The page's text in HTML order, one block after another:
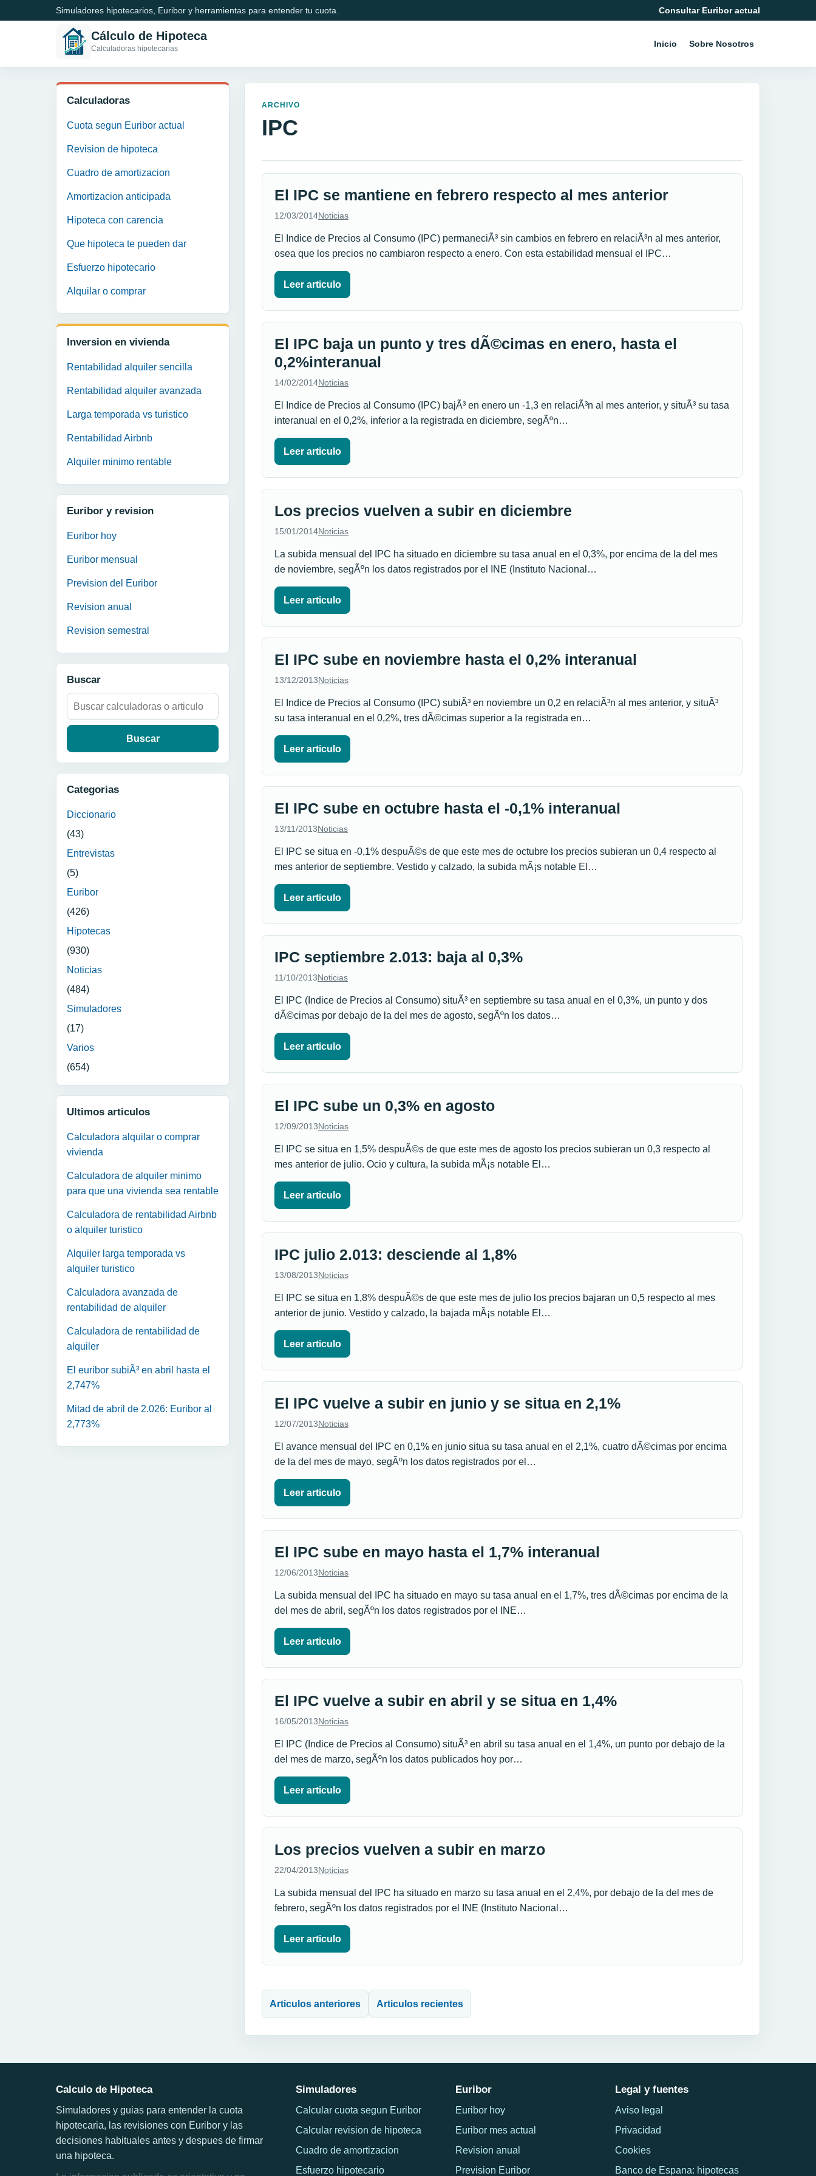
Simuladores hipotecarios, Euribor y herramientas para entender tu cuota. Consultar Euribor actual
Cálculo de Hipoteca
Calculadoras hipotecarias Inicio Sobre Nosotros
Calculadoras
Cuota segun Euribor actual
Revision de hipoteca
Cuadro de amortizacion
Amortizacion anticipada
Hipoteca con carencia
Que hipoteca te pueden dar
Esfuerzo hipotecario
Alquilar o comprar
Inversion en vivienda
Rentabilidad alquiler sencilla
Rentabilidad alquiler avanzada
Larga temporada vs turistico
Rentabilidad Airbnb
Alquiler minimo rentable
Euribor y revision
Euribor hoy
Euribor mensual
Prevision del Euribor
Revision anual
Revision semestral
Buscar
Buscar:
Categorias
Diccionario
(43)
Entrevistas
(5)
Euribor
(426)
Hipotecas
(930)
Noticias
(484)
Simuladores
(17)
Varios
(654)
Ultimos articulos
Calculadora alquilar o comprar
vivienda
Calculadora de alquiler minimo
para que una vivienda sea rentable
Calculadora de rentabilidad Airbnb
o alquiler turistico
Alquiler larga temporada vs
alquiler turistico
Calculadora avanzada de
rentabilidad de alquiler
Calculadora de rentabilidad de
alquiler
El euribor subiÃ³ en abril hasta el
2,747%
Mitad de abril de 2.026: Euribor al
2,773%
ARCHIVO
IPC
El IPC se mantiene en febrero respecto al mes anterior
12/03/2014Noticias
El Indice de Precios al Consumo (IPC) permaneciÃ³ sin cambios en febrero en relaciÃ³n al mes anterior,
osea que los precios no cambiaron respecto a enero. Con esta estabilidad mensual el IPC…
Leer articulo
El IPC baja un punto y tres dÃ©cimas en enero, hasta el
0,2%interanual
14/02/2014Noticias
El Indice de Precios al Consumo (IPC) bajÃ³ en enero un -1,3 en relaciÃ³n al mes anterior, y situÃ³ su tasa
interanual en el 0,2%, inferior a la registrada en diciembre, segÃºn…
Leer articulo
Los precios vuelven a subir en diciembre
15/01/2014Noticias
La subida mensual del IPC ha situado en diciembre su tasa anual en el 0,3%, por encima de la del mes
de noviembre, segÃºn los datos registrados por el INE (Instituto Nacional…
Leer articulo
El IPC sube en noviembre hasta el 0,2% interanual
13/12/2013Noticias
El Indice de Precios al Consumo (IPC) subiÃ³ en noviembre un 0,2 en relaciÃ³n al mes anterior, y situÃ³
su tasa interanual en el 0,2%, tres dÃ©cimas superior a la registrada en…
Leer articulo
El IPC sube en octubre hasta el -0,1% interanual
13/11/2013Noticias
El IPC se situa en -0,1% despuÃ©s de que este mes de octubre los precios subieran un 0,4 respecto al
mes anterior de septiembre. Vestido y calzado, la subida mÃ¡s notable El…
Leer articulo
IPC septiembre 2.013: baja al 0,3%
11/10/2013Noticias
El IPC (Indice de Precios al Consumo) situÃ³ en septiembre su tasa anual en el 0,3%, un punto y dos
dÃ©cimas por debajo de la del mes de agosto, segÃºn los datos…
Leer articulo
El IPC sube un 0,3% en agosto
12/09/2013Noticias
El IPC se situa en 1,5% despuÃ©s de que este mes de agosto los precios subieran un 0,3 respecto al
mes anterior de julio. Ocio y cultura, la subida mÃ¡s notable El…
Leer articulo
IPC julio 2.013: desciende al 1,8%
13/08/2013Noticias
El IPC se situa en 1,8% despuÃ©s de que este mes de julio los precios bajaran un 0,5 respecto al mes
anterior de junio. Vestido y calzado, la bajada mÃ¡s notable El…
Leer articulo
El IPC vuelve a subir en junio y se situa en 2,1%
12/07/2013Noticias
El avance mensual del IPC en 0,1% en junio situa su tasa anual en el 2,1%, cuatro dÃ©cimas por encima
de la del mes de mayo, segÃºn los datos registrados por el…
Leer articulo
El IPC sube en mayo hasta el 1,7% interanual
12/06/2013Noticias
La subida mensual del IPC ha situado en mayo su tasa anual en el 1,7%, tres dÃ©cimas por encima de la
del mes de abril, segÃºn los datos registrados por el INE…
Leer articulo
El IPC vuelve a subir en abril y se situa en 1,4%
16/05/2013Noticias
El IPC (Indice de Precios al Consumo) situÃ³ en abril su tasa anual en el 1,4%, un punto por debajo de la
del mes de marzo, segÃºn los datos publicados hoy por…
Leer articulo
Los precios vuelven a subir en marzo
22/04/2013Noticias
La subida mensual del IPC ha situado en marzo su tasa anual en el 2,4%, por debajo de la del mes de
febrero, segÃºn los datos registrados por el INE (Instituto Nacional…
Leer articulo
Articulos anteriores Articulos recientes
Calculo de Hipoteca
Simuladores y guias para entender la cuota
hipotecaria, las revisiones con Euribor y las
decisiones habituales antes y despues de firmar
una hipoteca.
Simuladores
Calcular cuota segun Euribor
Calcular revision de hipoteca
Cuadro de amortizacion
Esfuerzo hipotecario
Euribor
Euribor hoy
Euribor mes actual
Revision anual
Prevision Euribor
Legal y fuentes
Aviso legal
Privacidad
Cookies
Banco de Espana: hipotecas